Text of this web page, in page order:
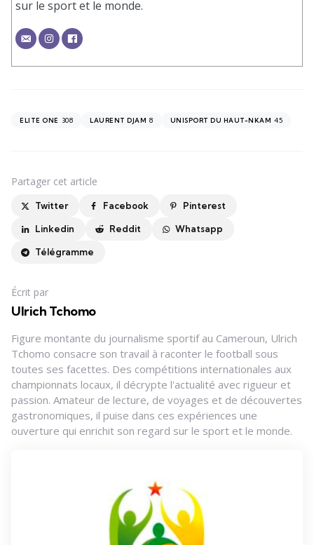
sur le sport et le monde.
ELITE ONE 308 LAURENT DJAM 8 UNISPORT DU HAUT-NKAM 45
Partager cet article
Twitter Facebook Pinterest
Linkedin Reddit Whatsapp
Télégramme
Écrit par
Ulrich Tchomo
Figure montante du journalisme sportif au Cameroun, Ulrich
Tchomo consacre son travail à raconter le football sous
toutes ses facettes. Des compétitions internationales aux
championnats locaux, il décrypte l'actualité avec rigueur et
passion. Amateur de lecture, de voyages et de découvertes
gastronomiques, il puise dans ces expériences une
ouverture qui enrichit son regard sur le sport et le monde.